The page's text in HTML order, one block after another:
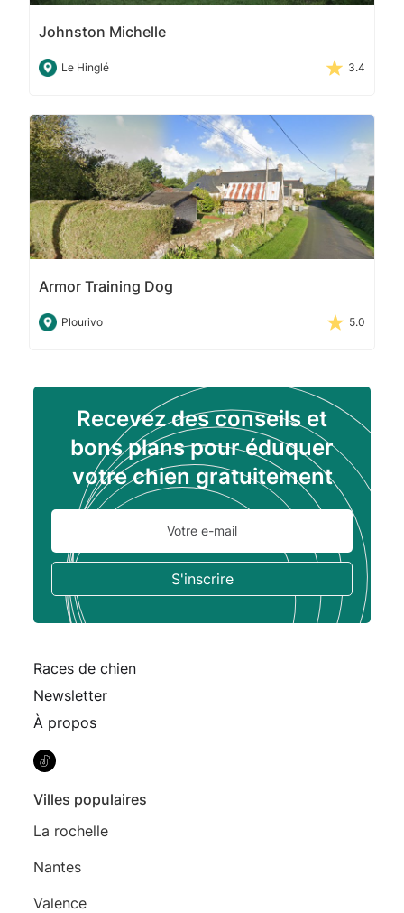
Johnston Michelle
Le Hinglé 3.4
Armor Training Dog
Plourivo 5.0
Recevez des conseils et
bons plans pour éduquer
votre chien gratuitement
Races de chien
Newsletter
À propos
Villes populaires
La rochelle
Nantes
Valence